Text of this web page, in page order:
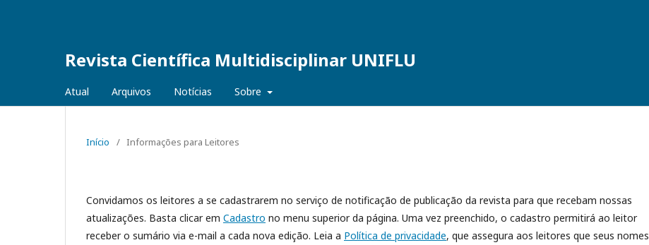
Revista Científica Multidisciplinar UNIFLU
Atual Arquivos Notícias Sobre
Início / Informações para Leitores
Convidamos os leitores a se cadastrarem no serviço de notificação de publicação da revista para que recebam nossas
atualizações. Basta clicar em Cadastro no menu superior da página. Uma vez preenchido, o cadastro permitirá ao leitor
receber o sumário via e-mail a cada nova edição. Leia a Política de privacidade, que assegura aos leitores que seus nomes